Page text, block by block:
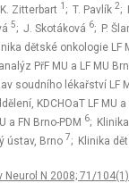
Zitterbart 1 ; T. Pavlík 2;
5; J. Skotáková 6; P.
dětské onkologie LF
PřF MU a LF MU
soudního lékařství LF
KDCHOaT LF MU a
a FN Brno-PDM 6;
ústav, Brno 7; Klinika
Neurol N 2008; 71/